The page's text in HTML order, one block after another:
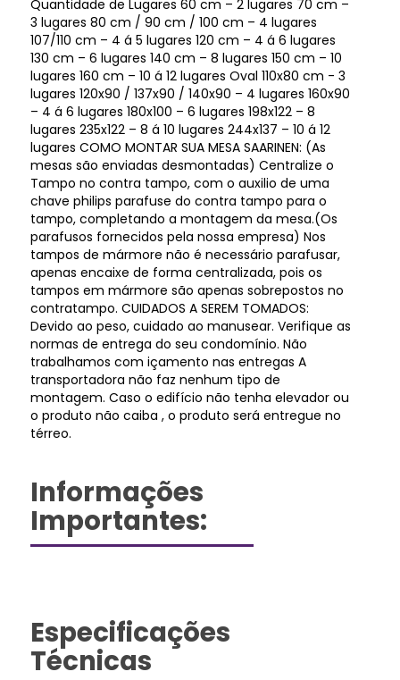
Quantidade de Lugares 60 cm – 2 lugares 70 cm –
3 lugares 80 cm / 90 cm / 100 cm – 4 lugares
107/110 cm – 4 á 5 lugares 120 cm – 4 á 6 lugares
130 cm – 6 lugares 140 cm – 8 lugares 150 cm – 10
lugares 160 cm – 10 á 12 lugares Oval 110x80 cm - 3
lugares 120x90 / 137x90 / 140x90 – 4 lugares 160x90
– 4 á 6 lugares 180x100 – 6 lugares 198x122 – 8
lugares 235x122 – 8 á 10 lugares 244x137 – 10 á 12
lugares COMO MONTAR SUA MESA SAARINEN: (As
mesas são enviadas desmontadas) Centralize o
Tampo no contra tampo, com o auxilio de uma
chave philips parafuse do contra tampo para o
tampo, completando a montagem da mesa.(Os
parafusos fornecidos pela nossa empresa) Nos
tampos de mármore não é necessário parafusar,
apenas encaixe de forma centralizada, pois os
tampos em mármore são apenas sobrepostos no
contratampo. CUIDADOS A SEREM TOMADOS:
Devido ao peso, cuidado ao manusear. Verifique as
normas de entrega do seu condomínio. Não
trabalhamos com içamento nas entregas A
transportadora não faz nenhum tipo de
montagem. Caso o edifício não tenha elevador ou
o produto não caiba , o produto será entregue no
térreo.
Informações
Importantes:
Especificações
Técnicas